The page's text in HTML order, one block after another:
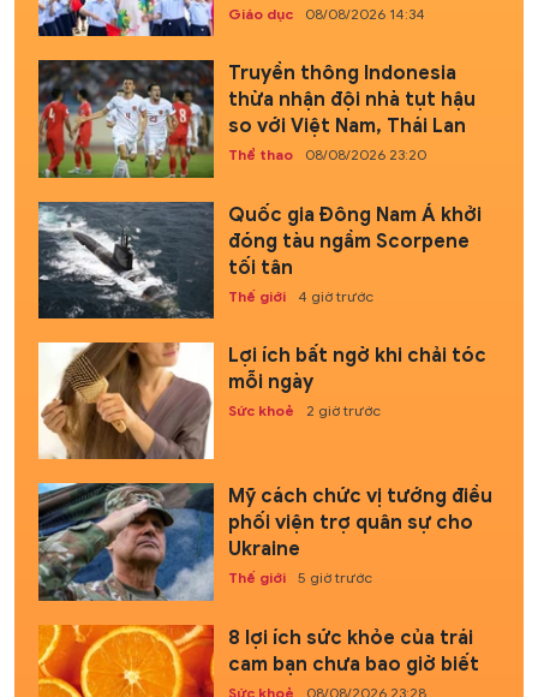
Giáo dục 08/08/2026 14:34
Truyền thông Indonesia
thừa nhận đội nhà tụt hậu
so với Việt Nam, Thái Lan
Thể thao 08/08/2026 23:20
Quốc gia Đông Nam Á khởi
đóng tàu ngầm Scorpene
tối tân
Thế giới 4 giờ trước
Lợi ích bất ngờ khi chải tóc
mỗi ngày
Sức khoẻ 2 giờ trước
Mỹ cách chức vị tướng điều
phối viện trợ quân sự cho
Ukraine
Thế giới 5 giờ trước
8 lợi ích sức khỏe của trái
cam bạn chưa bao giờ biết
Sức khoẻ 08/08/2026 23:28